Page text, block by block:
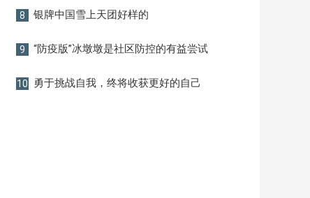
8 银牌中国雪上天团好样的
9 “防疫版”冰墩墩是社区防控的有益尝试
10 勇于挑战自我，终将收获更好的自己